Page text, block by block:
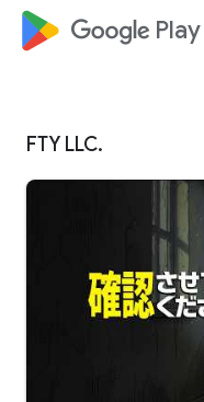
google_logo Play
FTY LLC.